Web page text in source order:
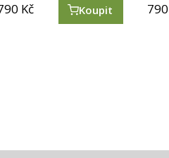
Kč Koupit 790
Kč Koupit 790
Kč Koupit 250